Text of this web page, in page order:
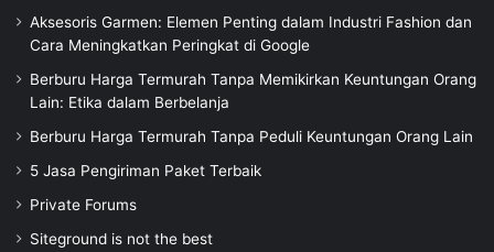
Aksesoris Garmen: Elemen Penting dalam Industri Fashion dan
Cara Meningkatkan Peringkat di Google
Berburu Harga Termurah Tanpa Memikirkan Keuntungan Orang
Lain: Etika dalam Berbelanja
Berburu Harga Termurah Tanpa Peduli Keuntungan Orang Lain
5 Jasa Pengiriman Paket Terbaik
Private Forums
Siteground is not the best